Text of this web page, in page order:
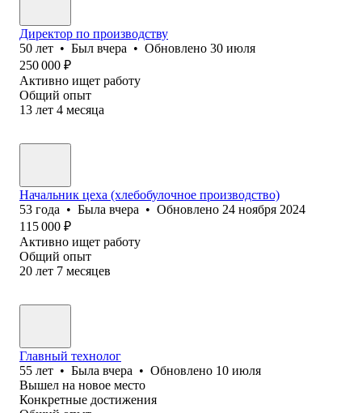
Директор по производству
50 лет • Был вчера • Обновлено 30 июля
250 000 ₽
Активно ищет работу
Общий опыт
13 лет 4 месяца
Начальник цеха (хлебобулочное производство)
53 года • Была вчера • Обновлено 24 ноября 2024
115 000 ₽
Активно ищет работу
Общий опыт
20 лет 7 месяцев
Главный технолог
55 лет • Была вчера • Обновлено 10 июля
Вышел на новое место
Конкретные достижения